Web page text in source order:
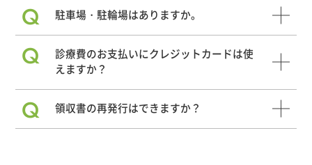
Q 駐車場・駐輪場はありますか。
Q
診療費のお支払いにクレジットカードは使
えますか？
Q 領収書の再発行はできますか？